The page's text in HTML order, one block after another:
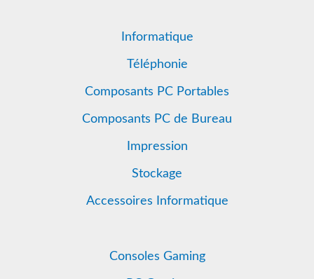
Informatique
Téléphonie
Composants PC Portables
Composants PC de Bureau
Impression
Stockage
Accessoires Informatique
Consoles Gaming